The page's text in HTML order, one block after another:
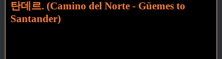
탄데르. (Camino del Norte - Güemes to
Santander)